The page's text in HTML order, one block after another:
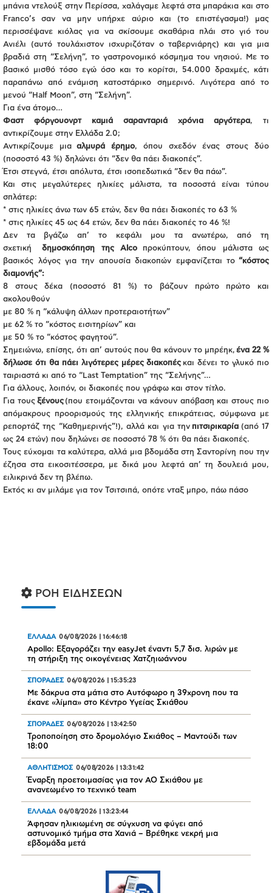
μπάνια ντελούξ στην Περίσσα, χαλάγαμε λεφτά στα μπαράκια και στο
Franco’s σαν να μην υπήρχε αύριο και (το επιστέγασμα!) μας
περισσέψανε κιόλας για να σκίσουμε σκαθάρια πλάι στο γιό του
Ανιέλι (αυτό τουλάχιστον ισχυριζόταν ο ταβερνιάρης) και για μια
βραδιά στη “Σελήνη”, το γαστρονομικό κόσμημα του νησιού. Με το
βασικό μισθό τόσο εγώ όσο και το κορίτσι, 54.000 δραχμές, κάτι
παραπάνω από ενάμιση κατοστάρικο σημερινό. Λιγότερα από το
μενού “Half Moon”, στη “Σελήνη”.
Για ένα άτομο…
Φαστ φόργουονρτ καμιά σαρανταριά χρόνια αργότερα, τι
αντικρίζουμε στην Ελλάδα 2.0;
Αντικρίζουμε μια αλμυρά έρημο, όπου σχεδόν ένας στους δύο
(ποσοστό 43 %) δηλώνει ότι “δεν θα πάει διακοπές”.
Έτσι στεγνά, έτσι απόλυτα, έτσι ισοπεδωτικά “δεν θα πάω”.
Και στις μεγαλύτερες ηλικίες μάλιστα, τα ποσοστά είναι τύπου
σπλάτερ:
* στις ηλικίες άνω των 65 ετών, δεν θα πάει διακοπές το 63 %
* στις ηλικίες 45 ως 64 ετών, δεν θα πάει διακοπές το 46 %!
Δεν τα βγάζω απ’ το κεφάλι μου τα ανωτέρω, από τη
σχετική δημοσκόπηση της Alco προκύπτουν, όπου μάλιστα ως
βασικός λόγος για την απουσία διακοπών εμφανίζεται το “κόστος
διαμονής”:
8 στους δέκα (ποσοστό 81 %) το βάζουν πρώτο πρώτο και
ακολουθούν
με 80 % η “κάλυψη άλλων προτεραιοτήτων”
με 62 % το “κόστος εισιτηρίων” και
με 50 % το “κόστος φαγητού”.
Σημειώνω, επίσης, ότι απ’ αυτούς που θα κάνουν το μπρέηκ, ένα 22 %
δήλωσε ότι θα πάει λιγότερες μέρες διακοπές και δένει το γλυκό πιο
ταιριαστά κι από το “Last Temptation” της “Σελήνης”…
Για άλλους, λοιπόν, οι διακοπές που γράφω και στον τίτλο.
Για τους ξένους(που ετοιμάζονται να κάνουν απόβαση και στους πιο
απόμακρους προορισμούς της ελληνικής επικράτειας, σύμφωνα με
ρεπορτάζ της “Καθημερινής”!), αλλά και για την πιτσιρικαρία (από 17
ως 24 ετών) που δηλώνει σε ποσοστό 78 % ότι θα πάει διακοπές.
Τους εύχομαι τα καλύτερα, αλλά μια βδομάδα στη Σαντορίνη που την
έζησα στα εικοσιτέσσερα, με δικά μου λεφτά απ’ τη δουλειά μου,
ειλικρινά δεν τη βλέπω.
Εκτός κι αν μιλάμε για τον Τσιτσιπά, οπότε νταξ μπρο, πάω πάσο
ΡΟΗ ΕΙΔΗΣΕΩΝ
ΕΛΛΑΔΑ 06/08/2026 16:46:18
Apollo: Εξαγοράζει την easyJet έναντι 5,7 δισ. λιρών με
τη στήριξη της οικογένειας Χατζηιωάννου
ΣΠΟΡΑΔΕΣ 06/08/2026 15:35:23
Με δάκρυα στα μάτια στο Αυτόφωρο η 39χρονη που τα
έκανε «λίμπα» στο Κέντρο Υγείας Σκιάθου
ΣΠΟΡΑΔΕΣ 06/08/2026 13:42:50
Τροποποίηση στο δρομολόγιο Σκιάθος – Μαντούδι των
18:00
ΑΘΛΗΤΙΣΜΟΣ 06/08/2026 13:31:42
Έναρξη προετοιμασίας για τον ΑΟ Σκιάθου με
ανανεωμένο το τεχνικό team
ΕΛΛΑΔΑ 06/08/2026 13:23:44
Άφησαν ηλικιωμένη σε σύγχυση να φύγει από
αστυνομικό τμήμα στα Χανιά – Βρέθηκε νεκρή μια
εβδομάδα μετά